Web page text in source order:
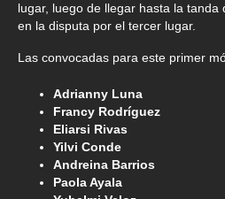
lugar, luego de llegar hasta la tanda
en la disputa por el tercer lugar.
Las convocadas para este primer
Adrianny Luna
Francy Rodríguez
Eliarsi Rivas
Yilvi Conde
Andreina Barrios
Paola Ayala